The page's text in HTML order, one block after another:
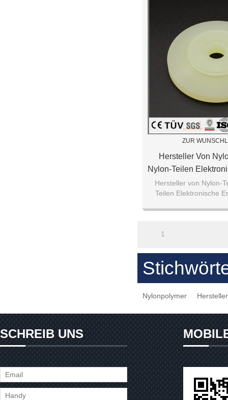
ZUR
Hersteller Von
Nylon-Teilen
Für Die
Hersteller von Nylon-
Teilen Elektronische
1
Nylonpolymer
SCHREIB UNS